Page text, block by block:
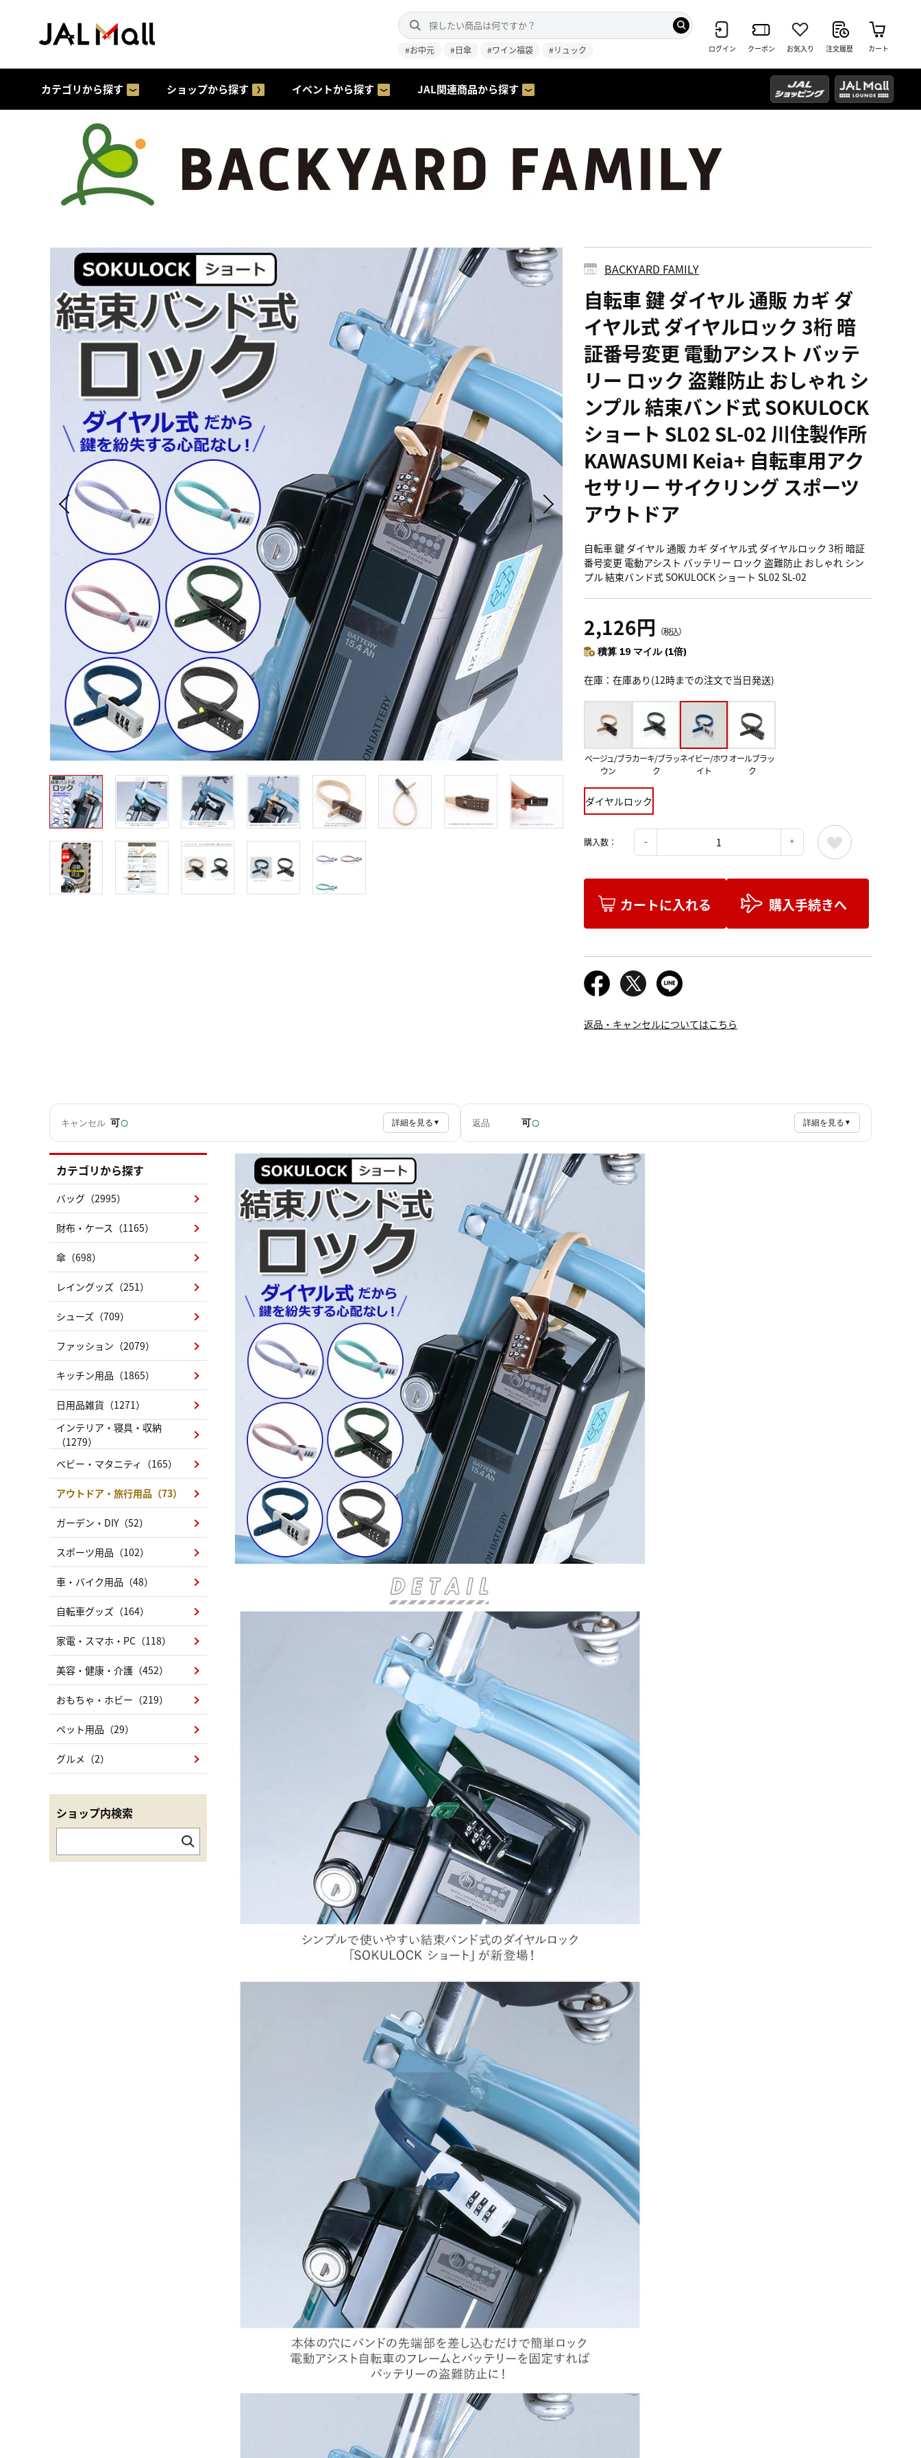
#お中元 #日傘 #ワイン福袋 #リュック ログイン クーポン お気入り 注文履歴 カート
カテゴリから探す ショップから探す イベントから探す JAL関連商品から探す
BACKYARD FAMILY
自転車 鍵 ダイヤル 通販 カギ ダ
イヤル式 ダイヤルロック 3桁 暗
証番号変更 電動アシスト バッテ
リー ロック 盗難防止 おしゃれ シ
ンプル 結束バンド式 SOKULOCK
ショート SL02 SL-02 川住製作所
KAWASUMI Keia+ 自転車用アク
セサリー サイクリング スポーツ
アウトドア
自転車 鍵 ダイヤル 通販 カギ ダイヤル式 ダイヤルロック 3桁 暗証
番号変更 電動アシスト バッテリー ロック 盗難防止 おしゃれ シン
プル 結束バンド式 SOKULOCK ショート SL02 SL-02
2,126円 （税込）
積算 19 マイル (1倍)
在庫 在庫あり(12時までの注文で当日発送)
ベージュ/ブラ
ウン
カーキ/ブラッ
ク
ネイビー/ホワ
イト
オールブラッ
ク
ダイヤルロック
購入数：
カートに入れる 購入手続きへ
返品・キャンセルについてはこちら
キャンセル 可○ 詳細を見る ▼ 返品 可○ 詳細を見る ▼
カテゴリから探す
バッグ（2995）
財布・ケース（1165）
傘（698）
レイングッズ（251）
シューズ（709）
ファッション（2079）
キッチン用品（1865）
日用品雑貨（1271）
インテリア・寝具・収納
（1279）
ベビー・マタニティ（165）
アウトドア・旅行用品（73）
ガーデン・DIY（52）
スポーツ用品（102）
車・バイク用品（48）
自転車グッズ（164）
家電・スマホ・PC（118）
美容・健康・介護（452）
おもちゃ・ホビー（219）
ペット用品（29）
グルメ（2）
ショップ内検索